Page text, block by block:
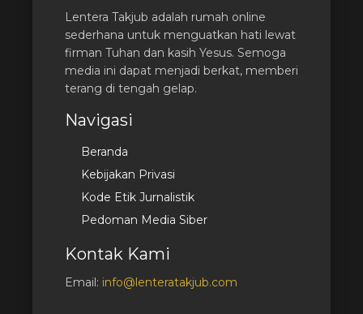
Lentera Takjub adalah rumah online
sederhana untuk menguatkan hati lewat
firman Tuhan dan kasih Yesus. Semoga
media ini dapat menjadi berkat, memberi
terang di tengah gelap.
Navigasi
Beranda
Kebijakan Privasi
Kode Etik Jurnalistik
Pedoman Media Siber
Kontak Kami
Email: info@lenteratakjub.com